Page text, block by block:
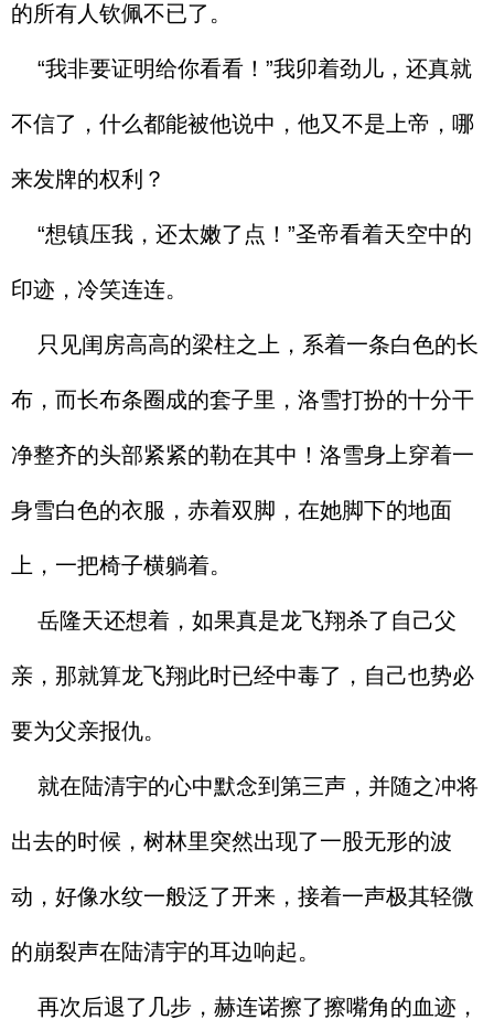
的所有人钦佩不已了。
“我非要证明给你看看！”我卯着劲儿，还真就
不信了，什么都能被他说中，他又不是上帝，哪
来发牌的权利？
“想镇压我，还太嫩了点！”圣帝看着天空中的
印迹，冷笑连连。
只见闺房高高的梁柱之上，系着一条白色的长
布，而长布条圈成的套子里，洛雪打扮的十分干
净整齐的头部紧紧的勒在其中！洛雪身上穿着一
身雪白色的衣服，赤着双脚，在她脚下的地面
上，一把椅子横躺着。
岳隆天还想着，如果真是龙飞翔杀了自己父
亲，那就算龙飞翔此时已经中毒了，自己也势必
要为父亲报仇。
就在陆清宇的心中默念到第三声，并随之冲将
出去的时候，树林里突然出现了一股无形的波
动，好像水纹一般泛了开来，接着一声极其轻微
的崩裂声在陆清宇的耳边响起。
再次后退了几步，赫连诺擦了擦嘴角的血迹，